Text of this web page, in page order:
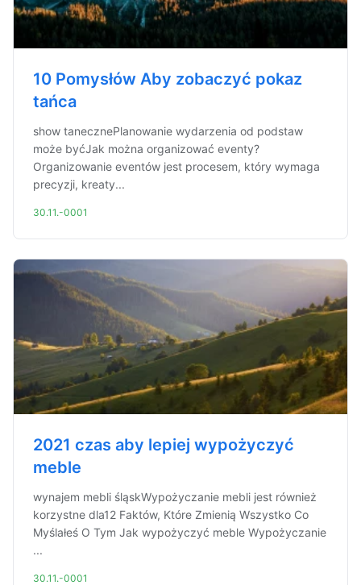
10 Pomysłów Aby zobaczyć pokaz
tańca
show tanecznePlanowanie wydarzenia od podstaw
może byćJak można organizować eventy?
Organizowanie eventów jest procesem, który wymaga
precyzji, kreaty...
30.11.-0001
2021 czas aby lepiej wypożyczyć
meble
wynajem mebli śląskWypożyczanie mebli jest również
korzystne dla12 Faktów, Które Zmienią Wszystko Co
Myślałeś O Tym Jak wypożyczyć meble Wypożyczanie
...
30.11.-0001